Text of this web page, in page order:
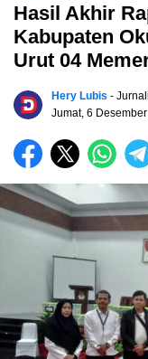
Hasil Akhir
Kabupaten
Urut 04
Hery Lubis -
Jumat, 6